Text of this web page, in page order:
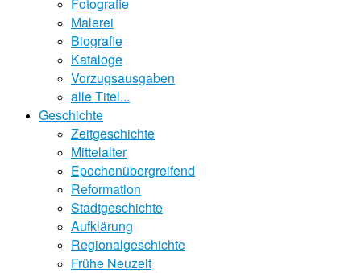
Malerei
Biografie
Kataloge
Vorzugsausgaben
alle Titel...
Geschichte
Zeitgeschichte
Mittelalter
Epochenübergreifend
Reformation
Stadtgeschichte
Aufklärung
Regionalgeschichte
Frühe Neuzeit